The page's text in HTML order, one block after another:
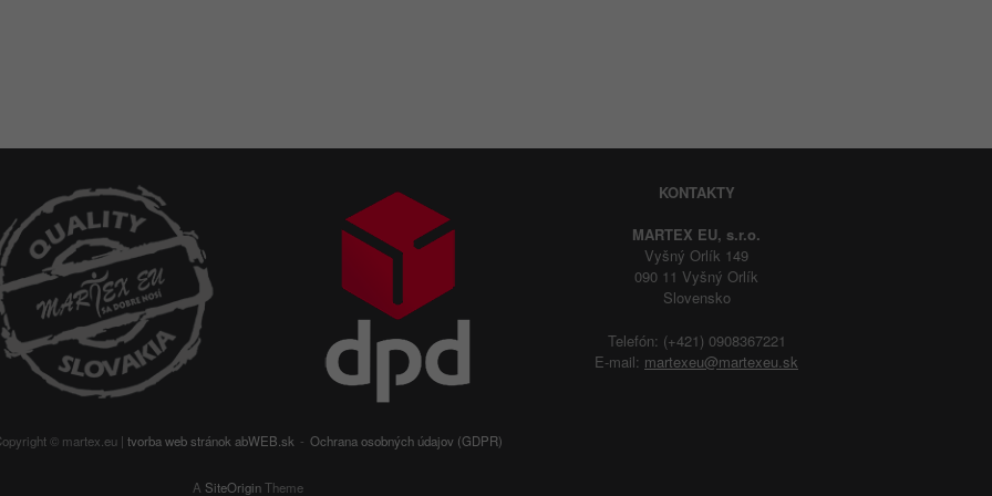
KONTAKTY
MARTEX EU, s.r.o.
Vyšný Orlík 149
090 11 Vyšný Orlík
Slovensko
Telefón: (+421) 0908367221
E-mail: martexeu@martexeu.sk
© martex.eu | tvorba web stránok abWEB.sk Ochrana osobných údajov (GDPR)
A SiteOriginTheme